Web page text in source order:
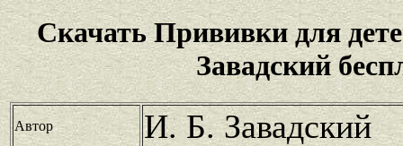
Скачать Прививки для
Завадский
Автор И. Б. Завадский